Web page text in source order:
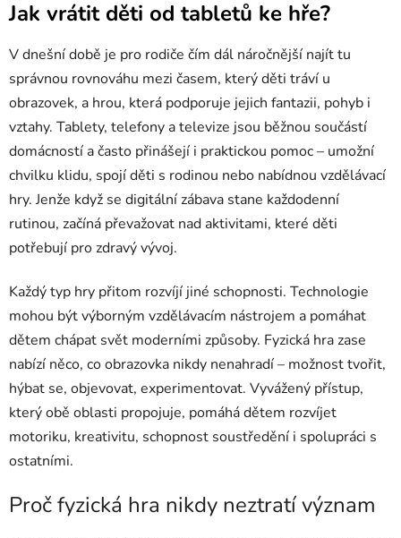
Jak vrátit děti od tabletů ke hře?
V dnešní době je pro rodiče čím dál náročnější najít tu
správnou rovnováhu mezi časem, který děti tráví u
obrazovek, a hrou, která podporuje jejich fantazii, pohyb i
vztahy. Tablety, telefony a televize jsou běžnou součástí
domácností a často přinášejí i praktickou pomoc – umožní
chvilku klidu, spojí děti s rodinou nebo nabídnou vzdělávací
hry. Jenže když se digitální zábava stane každodenní
rutinou, začíná převažovat nad aktivitami, které děti
potřebují pro zdravý vývoj.
Každý typ hry přitom rozvíjí jiné schopnosti. Technologie
mohou být výborným vzdělávacím nástrojem a pomáhat
dětem chápat svět moderními způsoby. Fyzická hra zase
nabízí něco, co obrazovka nikdy nenahradí – možnost tvořit,
hýbat se, objevovat, experimentovat. Vyvážený přístup,
který obě oblasti propojuje, pomáhá dětem rozvíjet
motoriku, kreativitu, schopnost soustředění i spolupráci s
ostatními.
Proč fyzická hra nikdy neztratí význam